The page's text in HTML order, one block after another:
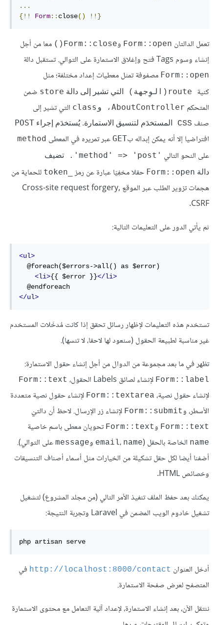
...
{!!
Form:: close() !!}
تعمل الدالتان Form::open وForm::close()
معا من أجل
إنشاء وسوم Tags فتح وإغلاق الاستمارة على التوالي. تستقبل دالة
Form::open مصفوفة تمثل معطيات إعداد مختلفة؛ مثل
كنية
route (الوِجهة) التي تشير إلى دالة store ضمن
المتحكم AboutController ، و class التي تشير إلى
صنف CSS المستخدَم لتنسيق الاستمارة. يُستخدَم إجراء POST
افتراضيا إلا أنه يمكن إبداله بGET عبر تمريره في المعطى method
على النحو التالي 'method' => 'post'
.
دالة Form::open حقلا مخفِيّا عبارة عن رمز
للحماية من
هجمات تزوير الطلب عبر الموقع Cross-site request forgery,
CSRF.
ثم يأتي الدور على التعليمات التالية:
<ul>
<li>{{ $error }}</li>
</ul>
تستخدم هذه التعليمات لإظهار رسائل تحقق إذا كانت مُدخَلات المستخدم
غير مناسبة لطبيعة الحقول (سنعود لها لاحقا، لا تنسها).
تظهر في ما بعد مجموعة من الدوال من أجل إنشاء حقول الاستمارة:
Form::label لإنشاء لصائق Labels الحقول، Form::text
لإنشاء حقول نصية، Form::textarea لإنشاء حقول نصية متعددة
الأسطر، وForm::submit لإنشاء زر الإرسال. لاحظ أن دالتيْ
Form::text وForm::text تحويان معطى باسم خاصية
name الخاصة بالحقل ( email، name وmessage على التوالي).
أضفنا أيضا لكل حقل تشكيلة من الخيارات مثل أسماء أصناف التنسيقات
وخصائص HTML.
يمكنك بعد حفظ الملف تنفيذ الأمر التالي (من مجلد المشروع) لتشغيل
تشغيل خادوم الويب المضمن في Laravel وتجربة النتيجة:
php artisan serve
أدخل العنوان http://localhost:8000/contact في
المتصفح لعرض صفحة الاستمارة.
ننتقل الآن، بعد إنشاء الاستمارة، لإعداد آلية التعامل مع محتوى الاستمارة